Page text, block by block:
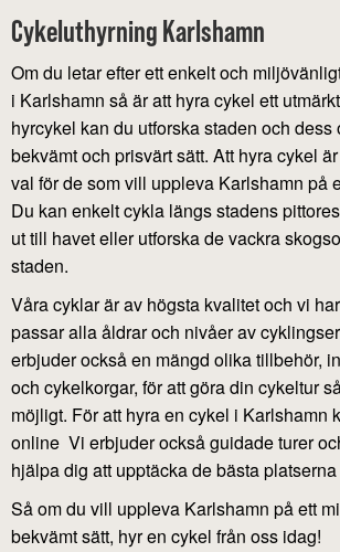
Cykeluthyrning Karlshamn
Om du letar efter ett enkelt och
i Karlshamn så är att hyra cykel ett
hyrcykel kan du utforska staden och
bekvämt och prisvärt sätt. Att hyra cykel
val för de som vill uppleva Karlshamn på
Du kan enkelt cykla längs stadens
ut till havet eller utforska de vackra
staden.
Våra cyklar är av högsta kvalitet och vi
passar alla åldrar och nivåer av
erbjuder också en mängd olika tillbehör,
och cykelkorgar, för att göra din cykeltur
möjligt. För att hyra en cykel i Karlshamn
online Vi erbjuder också guidade turer
hjälpa dig att upptäcka de bästa
Så om du vill uppleva Karlshamn på ett
bekvämt sätt, hyr en cykel från oss idag!